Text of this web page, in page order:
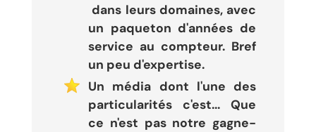
dans leurs domaines, avec
un paqueton d'années de
service au compteur. Bref
un peu d'expertise.
Un média dont l'une des
particularités c'est... Que
ce n'est pas notre gagne-